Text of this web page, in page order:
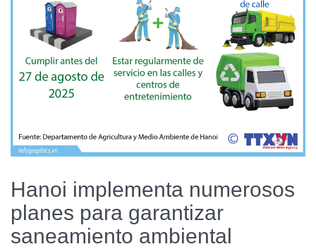
Hanoi implementa numerosos
planes para garantizar
saneamiento ambiental